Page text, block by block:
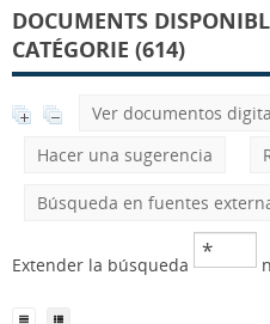
DOCUMENTS
CATÉGORIE (614)
Ver documentos
Hacer una sugerencia
Búsqueda en fuentes
Extender la búsqueda